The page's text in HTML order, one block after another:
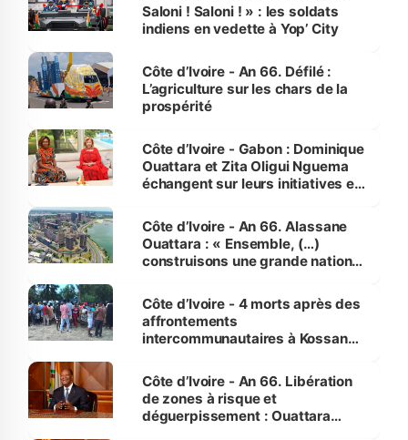
Saloni ! Saloni ! » : les soldats
indiens en vedette à Yop’ City
Côte d’Ivoire - An 66. Défilé :
L’agriculture sur les chars de la
prospérité
Côte d’Ivoire - Gabon : Dominique
Ouattara et Zita Oligui Nguema
échangent sur leurs initiatives en
enfants
Côte d’Ivoire - An 66. Alassane
Ouattara : « Ensemble, (…)
construisons une grande nation
générations futures »
Côte d’Ivoire - 4 morts après des
affrontements
intercommunautaires à Kossandji
milieu des sinistrés
Côte d’Ivoire - An 66. Libération
de zones à risque et
déguerpissement : Ouattara